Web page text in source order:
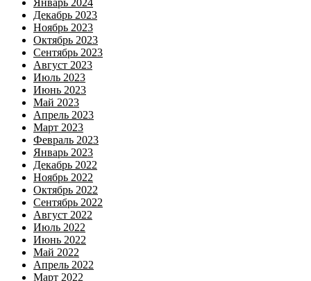
Январь 2024
Декабрь 2023
Ноябрь 2023
Октябрь 2023
Сентябрь 2023
Август 2023
Июль 2023
Июнь 2023
Май 2023
Апрель 2023
Март 2023
Февраль 2023
Январь 2023
Декабрь 2022
Ноябрь 2022
Октябрь 2022
Сентябрь 2022
Август 2022
Июль 2022
Июнь 2022
Май 2022
Апрель 2022
Март 2022